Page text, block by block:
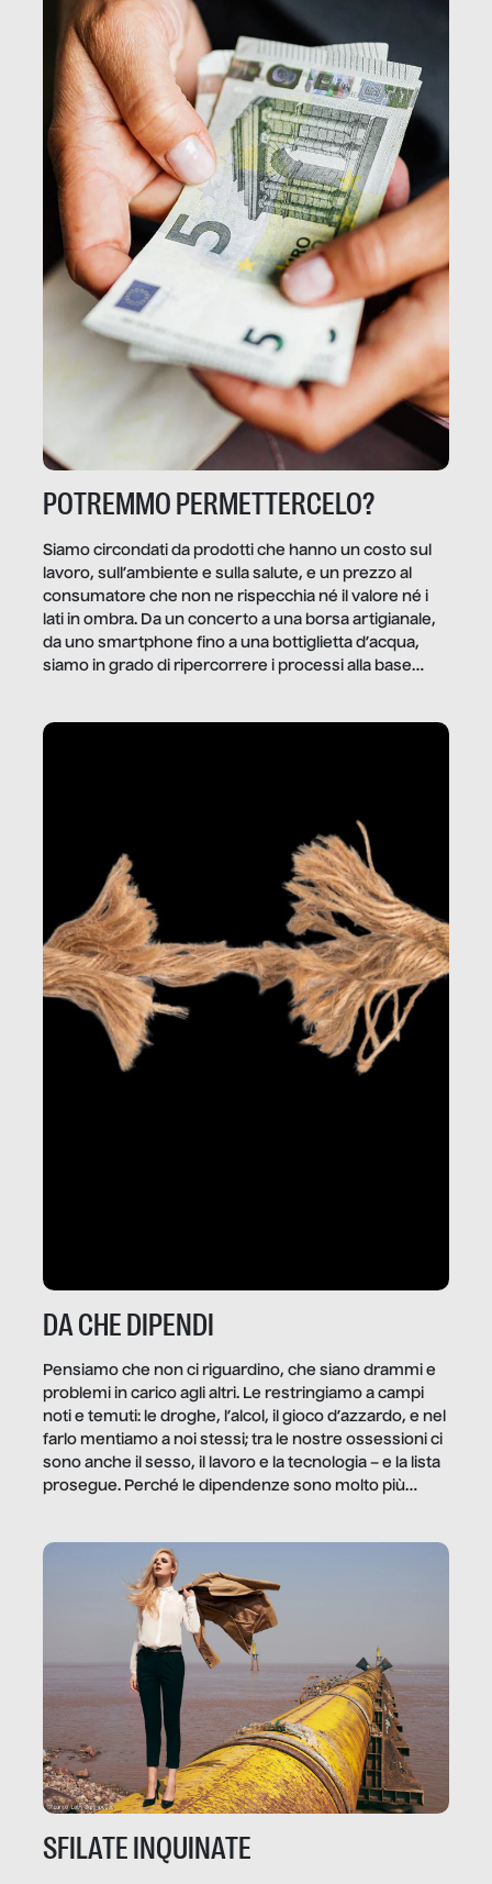
POTREMMO PERMETTERCELO?
Siamo circondati da prodotti che hanno un costo sul
lavoro, sull’ambiente e sulla salute, e un prezzo al
consumatore che non ne rispecchia né il valore né i
lati in ombra. Da un concerto a una borsa artigianale,
da uno smartphone fino a una bottiglietta d’acqua,
siamo in grado di ripercorrere i processi alla base
dietro gli oggetti e i servizi che fanno la nostra vita
DA CHE DIPENDI
Pensiamo che non ci riguardino, che siano drammi e
problemi in carico agli altri. Le restringiamo a campi
noti e temuti: le droghe, l’alcol, il gioco d’azzardo, e nel
farlo mentiamo a noi stessi; tra le nostre ossessioni ci
sono anche il sesso, il lavoro e la tecnologia – e la lista
prosegue. Perché le dipendenze sono molto più
trae un guadagno. In questo reportage vediamo
quale e come.
SFILATE INQUINATE